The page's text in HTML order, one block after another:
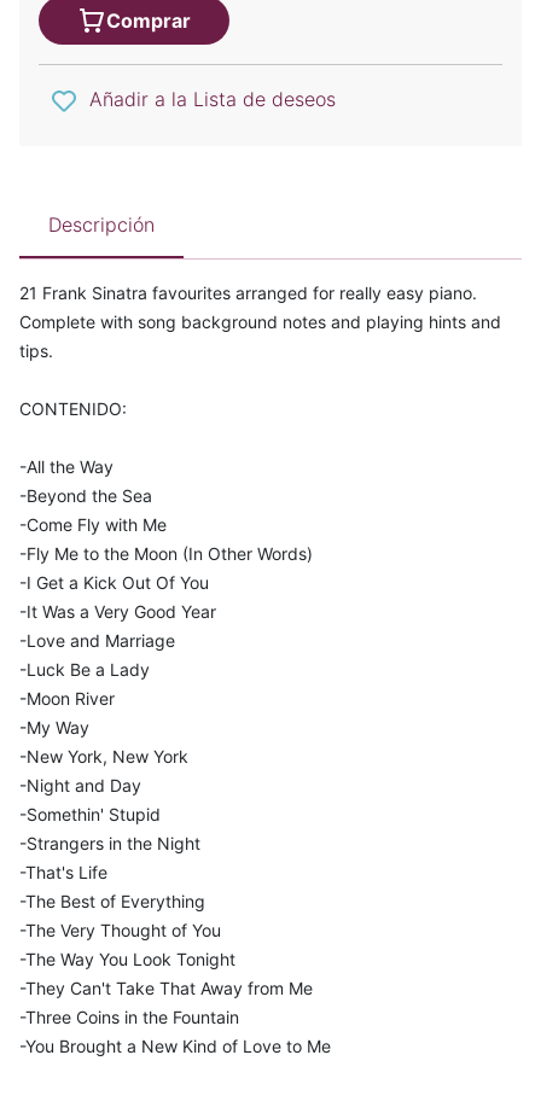
Comprar
Añadir a la Lista de deseos
Descripción
21 Frank Sinatra favourites arranged for really easy piano.
Complete with song background notes and playing hints and
tips.
CONTENIDO:
-All the Way
-Beyond the Sea
-Come Fly with Me
-Fly Me to the Moon (In Other Words)
-I Get a Kick Out Of You
-It Was a Very Good Year
-Love and Marriage
-Luck Be a Lady
-Moon River
-My Way
-New York, New York
-Night and Day
-Somethin' Stupid
-Strangers in the Night
-That's Life
-The Best of Everything
-The Very Thought of You
-The Way You Look Tonight
-They Can't Take That Away from Me
-Three Coins in the Fountain
-You Brought a New Kind of Love to Me